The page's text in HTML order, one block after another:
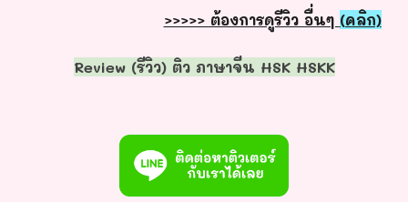
>>>>> ต้องการดูรีวิว อื่นๆ (คลิก)
Review (รีวิว) ติว ภาษาจีน HSK HSKK